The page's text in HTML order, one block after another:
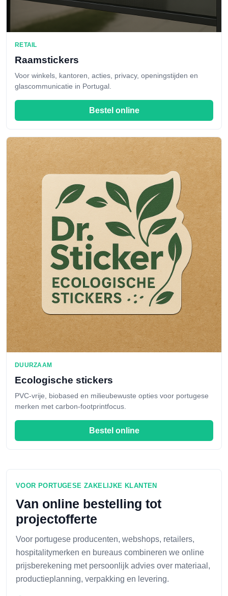
RETAIL
Raamstickers
Voor winkels, kantoren, acties, privacy, openingstijden en
glascommunicatie in Portugal.
Bestel online
DUURZAAM
Ecologische stickers
PVC-vrije, biobased en milieubewuste opties voor portugese
merken met carbon-footprintfocus.
Bestel online
VOOR PORTUGESE ZAKELIJKE KLANTEN
Van online bestelling tot
projectofferte
Voor portugese producenten, webshops, retailers,
hospitalitymerken en bureaus combineren we online
prijsberekening met persoonlijk advies over materiaal,
productieplanning, verpakking en levering.